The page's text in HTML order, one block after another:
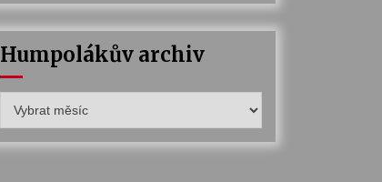
Humpolákův archiv
archiv